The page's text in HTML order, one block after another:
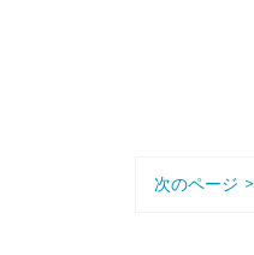
次のページ >